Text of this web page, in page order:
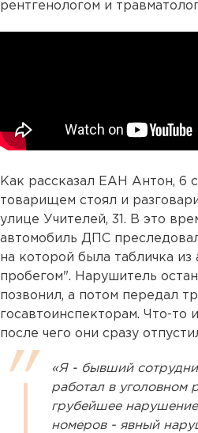
рентгенологом и
Как рассказал ЕАН Антон, 6
товарищем стоял и
улице Учителей, 31. В это
автомобиль ДПС
на которой была табличка из
пробегом". Нарушитель
позвонил, а потом передал
госавтоинспекторам. Что-то
после чего они сразу
«Я - бывший
работал в уголовном
грубейшее
номеров - явный